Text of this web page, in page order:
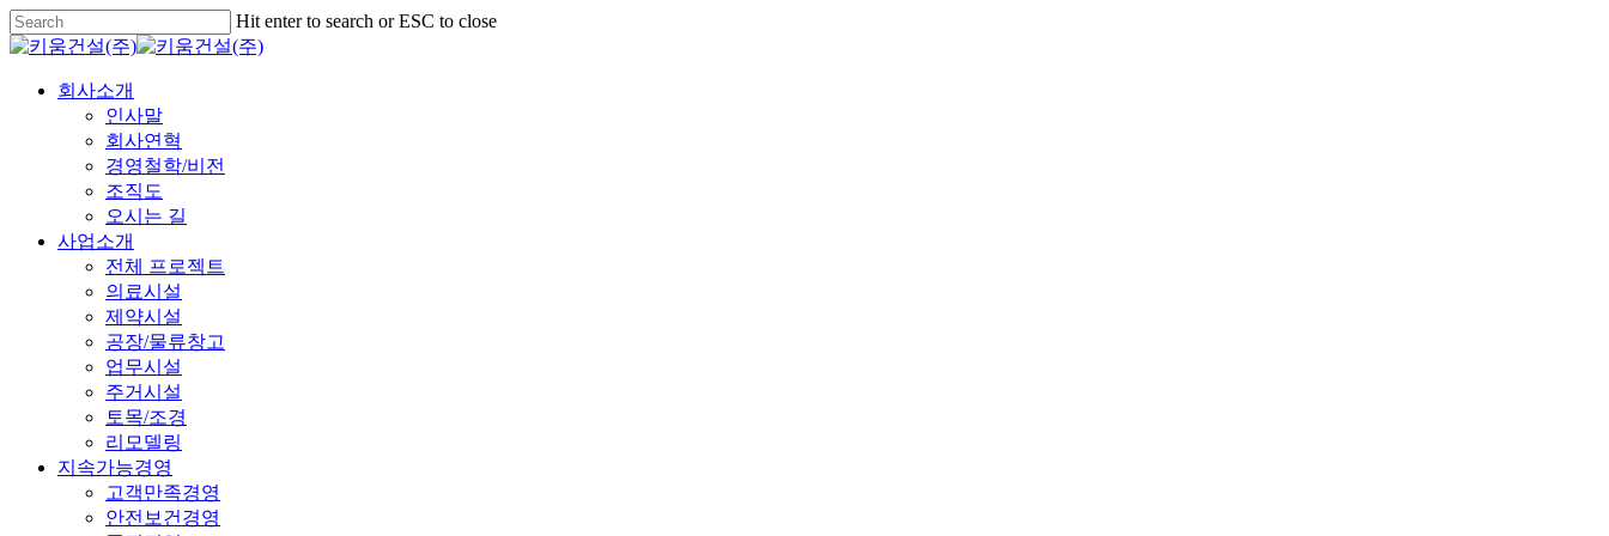
Skip
to
main
content
Hit enter to search or ESC to close
Close
Menu
회사소개
인사말
회사연혁
경영철학/비전
조직도
오시는 길
사업소개
전체 프로젝트
의료시설
제약시설
공장/물류창고
업무시설
주거시설
토목/조경
리모델링
지속가능경영
고객만족경영
안전보건경영